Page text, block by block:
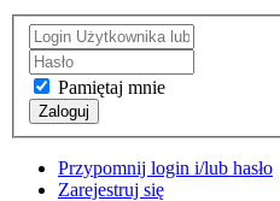
Pamiętaj mnie
Zaloguj
Przypomnij login i/lub hasło
Zarejestruj się